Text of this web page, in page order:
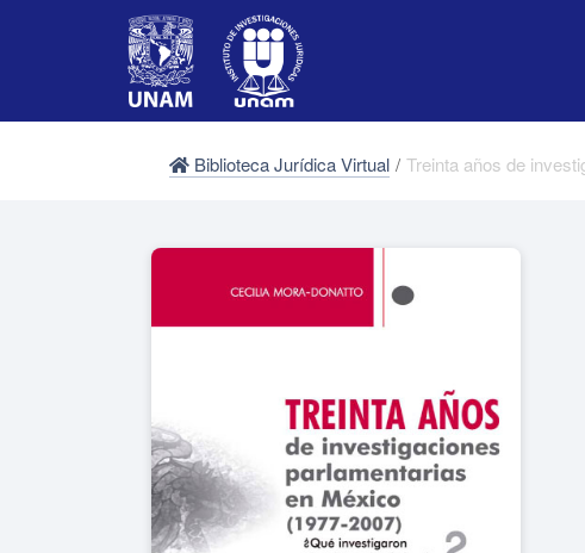
Biblioteca Jurídica Virtual /